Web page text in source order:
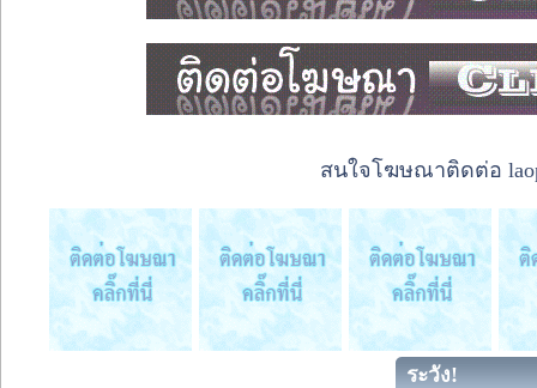
สนใจโฆษณาติดต่อ
ระวัง!